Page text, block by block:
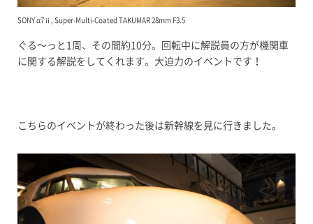
SONY α7ⅱ, Super-Multi-Coated TAKUMAR 28mm F3.5
ぐる〜っと1周、その間約10分。回転中に解説員の方が機関車
に関する解説をしてくれます。大迫力のイベントです！
こちらのイベントが終わった後は新幹線を見に行きました。